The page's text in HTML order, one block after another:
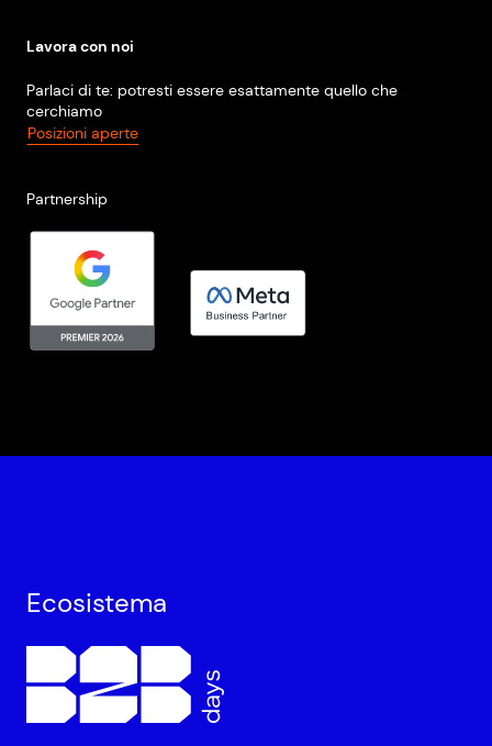
Lavora con noi
Parlaci di te: potresti essere esattamente quello che
cerchiamo
Posizioni aperte
Partnership
Ecosistema